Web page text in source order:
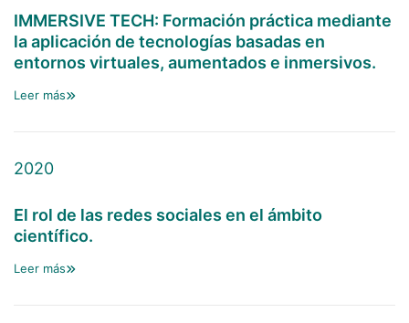
IMMERSIVE TECH: Formación práctica mediante
la aplicación de tecnologías basadas en
entornos virtuales, aumentados e inmersivos.
Leer más
2020
El rol de las redes sociales en el ámbito
científico.
Leer más